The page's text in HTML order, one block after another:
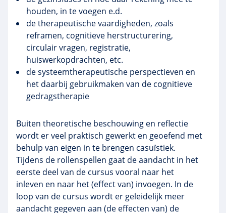
houden, in te voegen e.d.
de therapeutische vaardigheden, zoals
reframen, cognitieve herstructurering,
circulair vragen, registratie,
huiswerkopdrachten, etc.
desysteemtherapeutische perspectieven en
het daarbij gebruikmaken van de cognitieve
gedragstherapie
Buiten theoretische beschouwing en reflectie
wordt er veel praktisch gewerkt en geoefend met
behulp van eigen in te brengen casuïstiek.
Tijdens de rollenspellen gaat de aandacht in het
eerste deel van de cursus vooral naar het
inleven en naar het (effect van) invoegen. In de
loop van de cursus wordt er geleidelijk meer
aandacht gegeven aan (de effecten van) de